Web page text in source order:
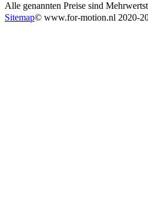
Alle genannten Preise sind
Sitemap© www.for-motion.nl 2020-